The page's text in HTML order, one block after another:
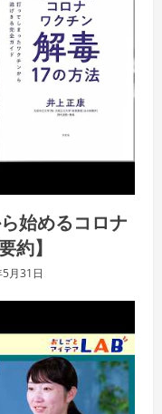
始めるコロナ
約】
月31日